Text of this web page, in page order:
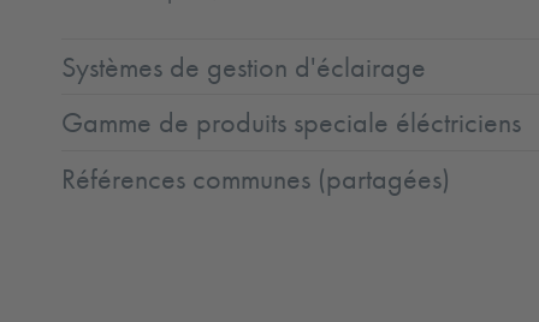
Systèmes de gestion d'éclairage
Gamme de produits speciale éléctriciens
Références communes (partagées)